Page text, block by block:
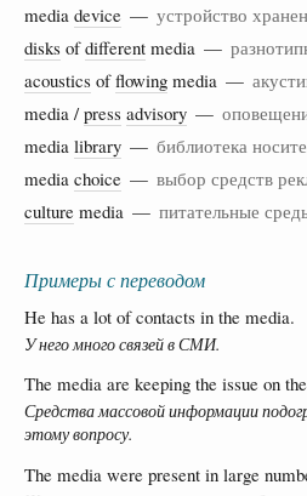
media device — устройство
disks ofdifferent media —
acoustics offlowing media —
media / press advisory —
media library — библиотека
media choice — выбор средств
culture media — питательные
Примеры с переводом
He has a lot of contacts in the media.
У него много связей в СМИ.
The media are keeping the issue on
Средства массовой информации
этому вопросу.
The media were present in large